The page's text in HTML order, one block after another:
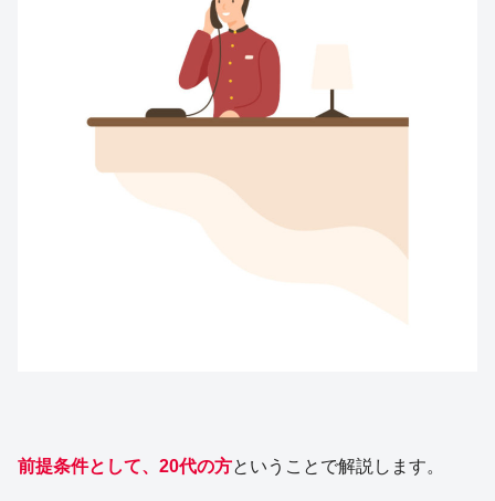
前提条件として、20代の方ということで解説します。